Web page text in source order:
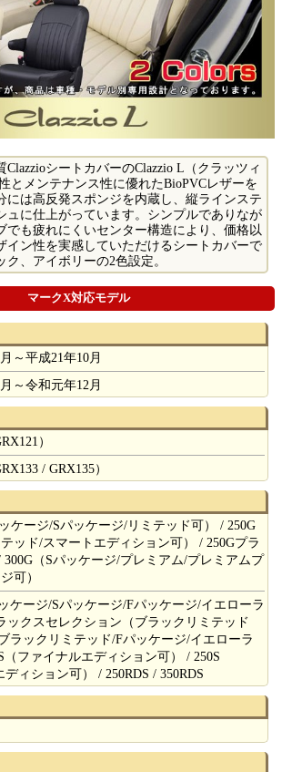
シートカバーのClazzio L（クラッツィ
とメンテナンス性に優れたBioPVCレザーを
には高反発スポンジを内蔵し、縦ラインステ
ュに仕上がっています。シンプルでありなが
でも疲れにくいセンター構造により、価格以
イン性を実感していただけるシートカバーで
、アイボリーの2色設定。
マークX対応モデル
～平成21年10月
～令和元年12月
）
/ GRX135）
ケージ/Sパッケージ/リミテッド可） / 250G
ッド/スマートエディション可） / 250Gプラ
（Sパッケージ/プレミアム/プレミアムプ
可）
ケージ/Sパッケージ/Fパッケージ/イエローラ
ックスセレクション（ブラックリミテッド
ラックリミテッド/Fパッケージ/イエローラ
（ファイナルエディション可） / 250S
ィション可） / 250RDS / 350RDS